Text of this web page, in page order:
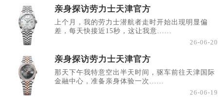
亲身探访劳力士天津官方
上个月，我的劳力士潜航者走时开始出现明显偏
差，每天快接近15秒，这让我意......
26-06-20
亲身探访劳力士天津官方
那天下午我特意空出半天时间，驱车前往天津国际
金融中心，准备亲身体验一次......
26-06-19